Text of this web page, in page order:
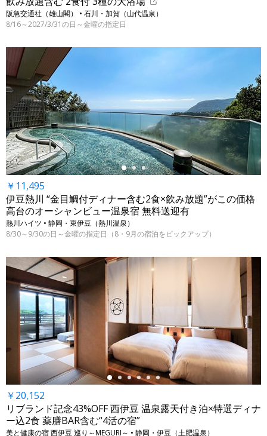
阪急交通社（雄山閣） • 石川・加賀（山代温泉）
8/16～2027/3/31の日～金曜の指定日
←
￥11,495
伊豆熱川 “金目鯛付ディナー含む2食×飲み放題”がこの価格
高台のオーシャンビュー温泉宿 無料送迎有
熱川ハイツ • 静岡・東伊豆（熱川温泉）
8/30～9/30の日～金曜の指定日（8・9月の宿泊をピックアップ）
←
￥20,152
リブランド記念43%OFF 西伊豆 温泉露天付き泊×特選ディナ
ー込2食 薬膳BAR含む“4活の宿”
美と健康の宿 西伊豆 巡り～MEGURI～ • 静岡・伊豆（土肥温泉）